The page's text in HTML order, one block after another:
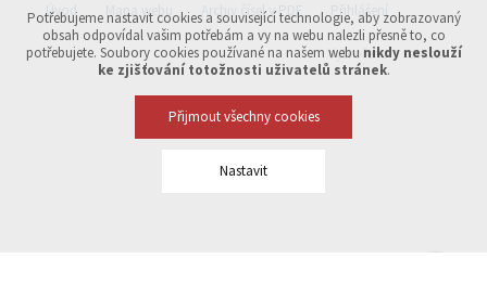
Úvod Mapa webu Archiv čísel v PDF Přihlášení
Vytvořeno v xart.cz
Potřebujeme nastavit cookies a související technologie, aby zobrazovaný
obsah odpovídal vašim potřebám a vy na webu nalezli přesně to, co
potřebujete. Soubory cookies používané na našem webu nikdy neslouží
ke zjišťování totožnosti uživatelů stránek.
Přijmout všechny cookies
Nastavit